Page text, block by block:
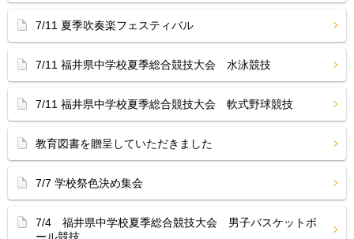
7/11 夏季吹奏楽フェスティバル
7/11 福井県中学校夏季総合競技大会 水泳競技
7/11 福井県中学校夏季総合競技大会 軟式野球競技
教育図書を贈呈していただきました
7/7 学校祭色決め集会
7/4 福井県中学校夏季総合競技大会 男子バスケットボ